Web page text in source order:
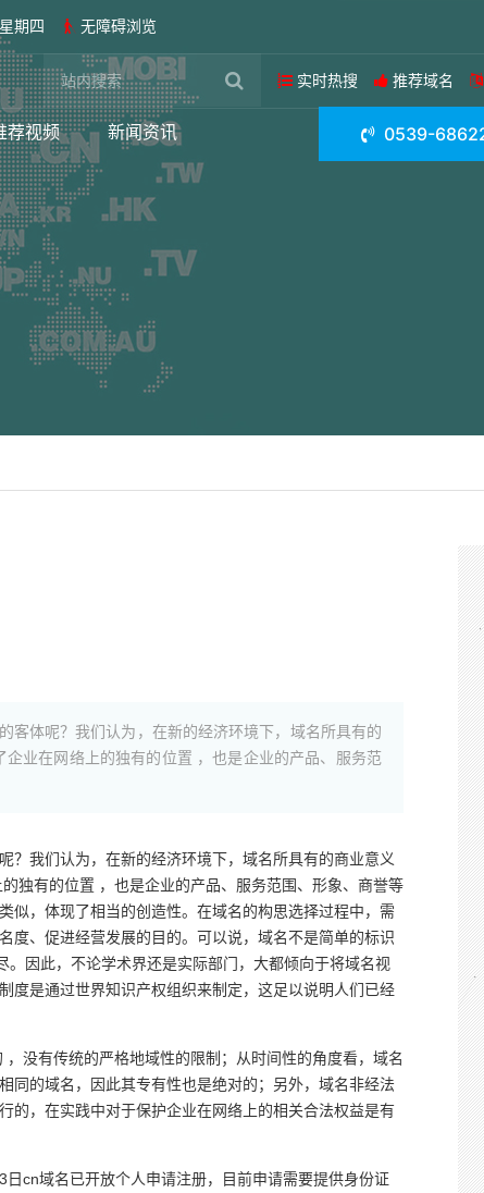
期四 无障碍浏览
实时热搜 推荐域名
荐视频 新闻资讯 0539-
客体呢？我们认为，在新的经济环境下，域名所具有的
业在网络上的独有的位置 ，也是企业的产品、服务范
？我们认为，在新的经济环境下，域名所具有的商业意义
独有的位置 ，也是企业的产品、服务范围、形象、商誉等
似，体现了相当的创造性。在域名的构思选择过程中，需
度、促进经营发展的目的。可以说，域名不是简单的标识
因此，不论学术界还是实际部门，大都倾向于将域名视
度是通过世界知识产权组织来制定，这足以说明人们已经
没有传统的严格地域性的限制；从时间性的角度看，域名
同的域名，因此其专有性也是绝对的；另外，域名非经法
的，在实践中对于保护企业在网络上的相关合法权益是有
cn域名已开放个人申请注册，目前申请需要提供身份证